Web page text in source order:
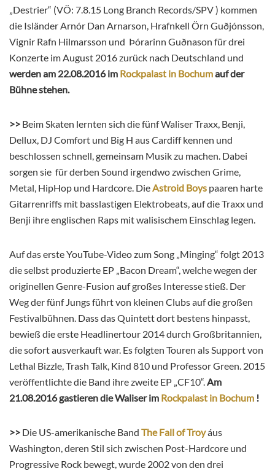
„Destrier“ (VÖ: 7.8.15 Long Branch Records/SPV ) kommen
die Isländer Arnór Dan Arnarson, Hrafnkell Örn Guðjónsson,
Vignir Rafn Hilmarsson und Þórarinn Guðnason für drei
Konzerte im August 2016 zurück nach Deutschland und
werden am 22.08.2016 im Rockpalast in Bochumauf der
Bühne stehen.
>> Beim Skaten lernten sich die fünf Waliser Traxx, Benji,
Dellux, DJ Comfort und Big H aus Cardiff kennen und
beschlossen schnell, gemeinsam Musik zu machen. Dabei
sorgen sie für derben Sound irgendwo zwischen Grime,
Metal, HipHop und Hardcore. Die Astroid Boys paaren harte
Gitarrenriffs mit basslastigen Elektrobeats, auf die Traxx und
Benji ihre englischen Raps mit walisischem Einschlag legen.
Auf das erste YouTube-Video zum Song „Minging“ folgt 2013
die selbst produzierte EP „Bacon Dream“, welche wegen der
originellen Genre-Fusion auf großes Interesse stieß. Der
Weg der fünf Jungs führt von kleinen Clubs auf die großen
Festivalbühnen. Dass das Quintett dort bestens hinpasst,
bewieß die erste Headlinertour 2014 durch Großbritannien,
die sofort ausverkauft war. Es folgten Touren als Support von
Lethal Bizzle, Trash Talk, Kind 810 und Professor Green. 2015
veröffentlichte die Band ihre zweite EP „CF10“. Am
21.08.2016 gastieren die Waliser im Rockpalast in Bochum !
>> Die US-amerikanische Band The Fall of Troyáus
Washington, deren Stil sich zwischen Post-Hardcore und
Progressive Rock bewegt, wurde 2002 von den drei